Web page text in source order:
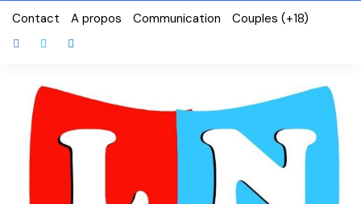
Skip
content
Contact A propos Communication Couples (+18)